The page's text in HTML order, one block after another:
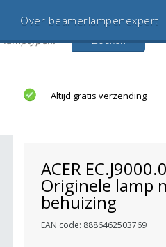
Zoeken
Over beamerlampenexpert
Altijd gratis verzending
ACER
Originele lamp
behuizing
EAN code: 8886462503769